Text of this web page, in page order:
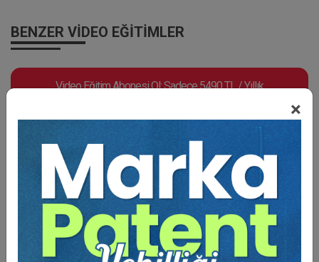
×
BENZER VIDEO EĞITIMLER
Video Eğitim Abonesi Ol: Sadece 5490 TL / Yıllık
Hukuk Eğitim